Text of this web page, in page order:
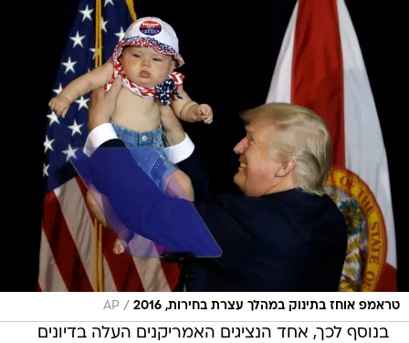
טראמפ אוחז בתינוק במהלך עצרת בחירות, 2016 /
AP
בנוסף לכך, אחד הנציגים האמריקנים העלה בדיונים